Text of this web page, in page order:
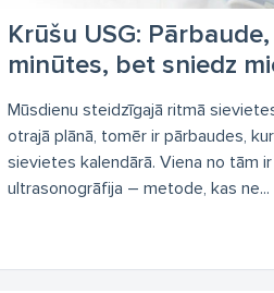
Krūšu USG:
minūtes, bet sniedz
Mūsdienu steidzīgajā ritmā
otrajā plānā, tomēr ir pārbaudes,
sievietes kalendārā. Viena no tām
ultrasonogrāfija – metode, kas ne...